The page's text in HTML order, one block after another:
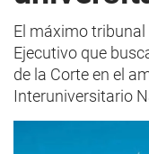
El máximo
Ejecutivo que
de la Corte en el
Interuniversitario